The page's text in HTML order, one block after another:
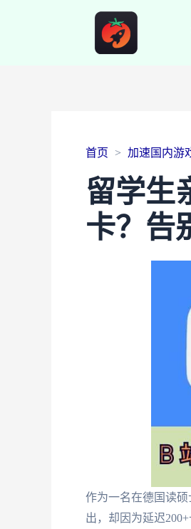
首页 加速国内游
留学生
卡？告
作为一名在德国读
出，却因为延迟